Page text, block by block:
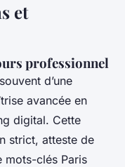
et
professionnel
d’une
avancée en
digital. Cette
strict, atteste de
mots-clés Paris